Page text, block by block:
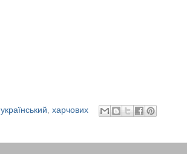
український харчових